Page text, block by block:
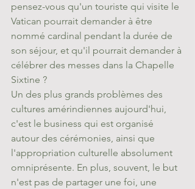
pensez-vous qu'un touriste qui visite le
Vatican pourrait demander à être
nommé cardinal pendant la durée de
son séjour, et qu'il pourrait demander à
célébrer des messes dans la Chapelle
Sixtine ?
Un des plus grands problèmes des
cultures amérindiennes aujourd'hui,
c'est le business qui est organisé
autour des cérémonies, ainsi que
l'appropriation culturelle absolument
omniprésente. En plus, souvent, le but
n'est pas de partager une foi, une